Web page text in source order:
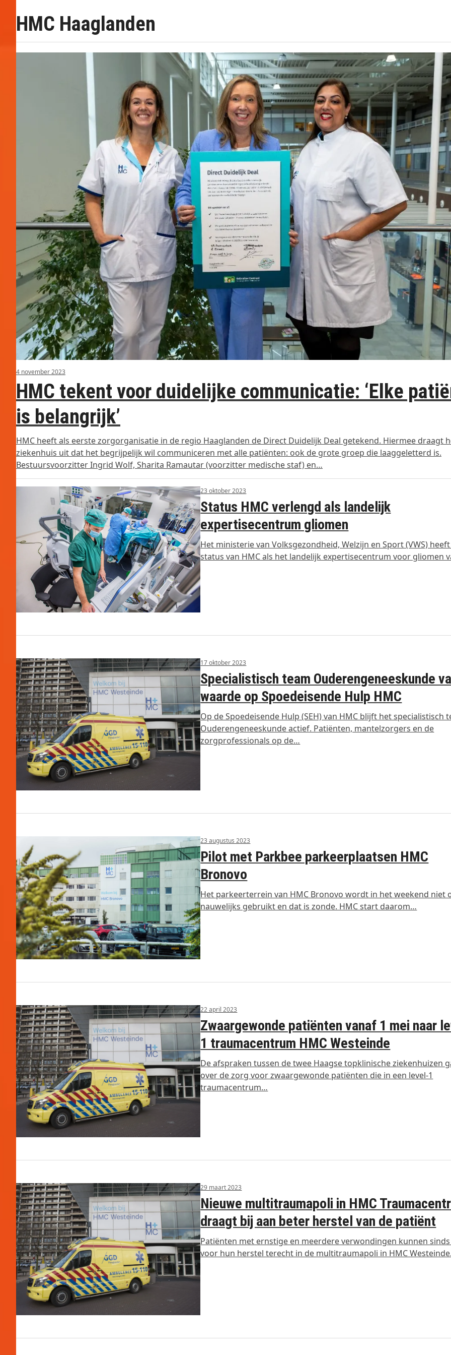
HMC Haaglanden
4 november 2023
HMC tekent voor duidelijke communicatie: ‘Elke
is belangrijk’
HMC heeft als eerste zorgorganisatie in de regio Haaglanden de Direct Duidelijk Deal getekend. Hiermee draagt
ziekenhuis uit dat het begrijpelijk wil communiceren met alle patiënten: ook de grote groep die laaggeletterd is.
Bestuursvoorzitter Ingrid Wolf, Sharita Ramautar (voorzitter medische staf) en…
23 oktober 2023
Status HMC verlengd als landelijk
expertisecentrum gliomen
Het ministerie van Volksgezondheid, Welzijn en Sport (VWS)
status van HMC als het landelijk expertisecentrum voor gliomen
17 oktober 2023
Specialistisch team Ouderengeneeskunde
waarde op Spoedeisende Hulp HMC
Op de Spoedeisende Hulp (SEH) van HMC blijft het specialistisch
Ouderengeneeskunde actief. Patiënten, mantelzorgers en de
zorgprofessionals op de…
23 augustus 2023
Pilot met Parkbee parkeerplaatsen HMC
Bronovo
Het parkeerterrein van HMC Bronovo wordt in het weekend niet
nauwelijks gebruikt en dat is zonde. HMC start daarom…
22 april 2023
Zwaargewonde patiënten vanaf 1 mei naar
1 traumacentrum HMC Westeinde
De afspraken tussen de twee Haagse topklinische ziekenhuizen
over de zorg voor zwaargewonde patiënten die in een level-1
traumacentrum…
29 maart 2023
Nieuwe multitraumapoli in HMC
draagt bij aan beter herstel van de patiënt
Patiënten met ernstige en meerdere verwondingen kunnen
voor hun herstel terecht in de multitraumapoli in HMC